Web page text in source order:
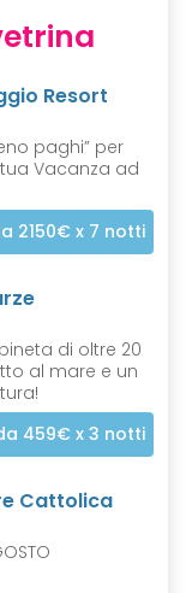
Resort
paghi” per
Vacanza ad
2150€ x 7 notti
di oltre 20
al mare e un
459€ x 3 notti
Cattolica